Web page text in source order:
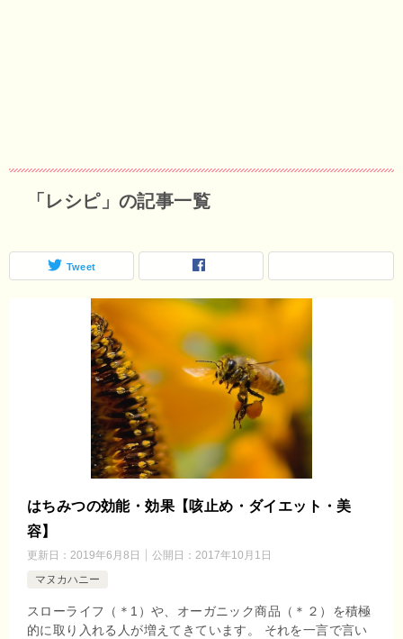
「レシピ」の記事一覧
Tweet
はちみつの効能・効果【咳止め・ダイエット・美
容】
更新日： 2019年6月8日 公開日： 2017年10月1日
マヌカハニー
スローライフ（＊1）や、オーガニック商品（＊２）を積極
的に取り入れる人が増えてきています。 それを一言で言い